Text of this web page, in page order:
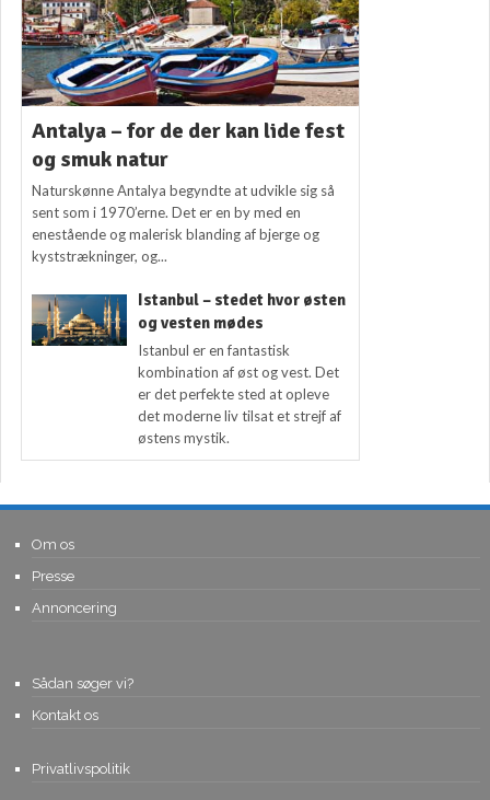
Antalya – for de der kan lide fest
og smuk natur
Naturskønne Antalya begyndte at udvikle sig så
sent som i 1970’erne. Det er en by med en
enestående og malerisk blanding af bjerge og
kyststrækninger, og...
Istanbul – stedet hvor østen
og vesten mødes
Istanbul er en fantastisk
kombination af øst og vest. Det
er det perfekte sted at opleve
det moderne liv tilsat et strejf af
østens mystik.
Om os
Presse
Annoncering
Sådan søger vi?
Kontakt os
Privatlivspolitik